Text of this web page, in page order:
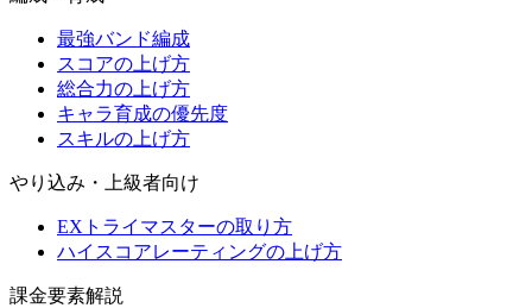
最強バンド編成
スコアの上げ方
総合力の上げ方
キャラ育成の優先度
スキルの上げ方
やり込み・上級者向け
EXトライマスターの取り方
ハイスコアレーティングの上げ方
課金要素解説